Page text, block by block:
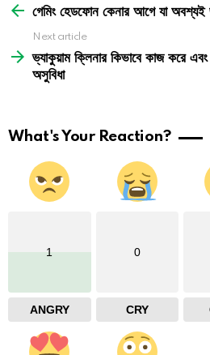
moreগেমিং হেডফোন কেনার আগে যা অবশ্যই
Next article
ভ্যাকুয়াম ক্লিনার কিভাবে কাজ করে এবং
অসুবিধা
What's Your Reaction?
1
ANGRY
0
CRY